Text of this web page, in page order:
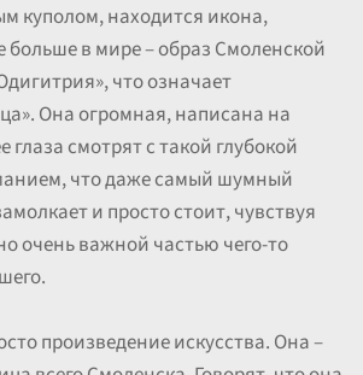
куполом, находится икона,
больше в мире – образ Смоленской
что означает
Она огромная, написана на
глаза смотрят с такой глубокой
что даже самый шумный
и просто стоит, чувствуя
очень важной частью чего-то
произведение искусства. Она –